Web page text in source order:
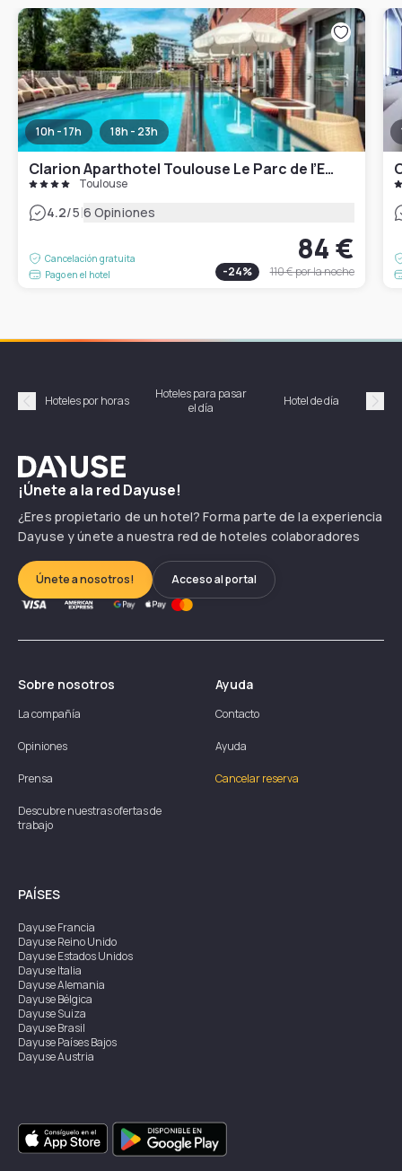
10h - 17h 18h - 23h
Clarion Aparthotel Toulouse Le Parc de l’Escale
Toulouse
4.2/5|6 Opiniones
Cancelación gratuita
Pago en el hotel
84 €
-24% 110 €por la noche
Précédent
Hoteles por horas
Hoteles para pasar
el día
Hotel de día
Dayuse
¡Únete a la red Dayuse!
¿Eres propietario de un hotel? Forma parte de la experiencia
Dayuse y únete a nuestra red de hoteles colaboradores
Únete a nosotros! Acceso al portal
Sobre nosotros
La compañía
Opiniones
Prensa
Descubre nuestras ofertas de
trabajo
Ayuda
Contacto
Ayuda
Cancelar reserva
PAÍSES
DayuseFrancia
DayuseReino Unido
DayuseEstados Unidos
DayuseItalia
DayuseAlemania
DayuseBélgica
DayuseSuiza
DayuseBrasil
DayusePaíses Bajos
DayuseAustria
DayuseSingapur
DayuseSuecia
DayuseTailandia